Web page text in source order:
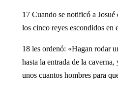
17 Cuando se notificó a Josué
los cinco reyes escondidos en
18 les ordenó: «Hagan rodar
hasta la entrada de la
unos cuantos hombres para